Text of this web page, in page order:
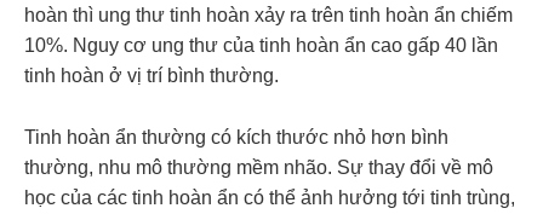
hoàn thì ung thư tinh hoàn xảy ra trên tinh hoàn ẩn chiếm
10%. Nguy cơ ung thư của tinh hoàn ẩn cao gấp 40 lần
tinh hoàn ở vị trí bình thường.
Tinh hoàn ẩn thường có kích thước nhỏ hơn bình
thường, nhu mô thường mềm nhão. Sự thay đổi về mô
học của các tinh hoàn ẩn có thể ảnh hưởng tới tinh trùng,